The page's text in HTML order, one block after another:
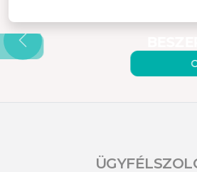
7 OK,